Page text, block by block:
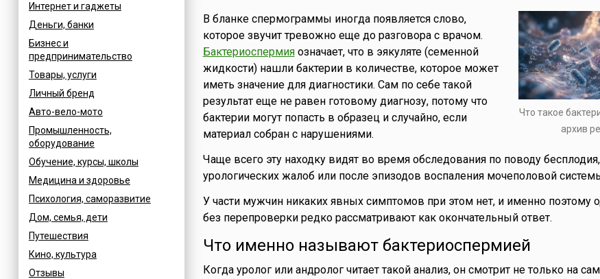
Интернет и гаджеты
Деньги, банки
Бизнес и
предпринимательство
Товары, услуги
Личный бренд
Авто-вело-мото
Промышленность,
оборудование
Обучение, курсы, школы
Медицина и здоровье
Психология, саморазвитие
Дом, семья, дети
Путешествия
Кино, культура
Отзывы
Что такое
архив
В бланке спермограммы иногда появляется слово,
которое звучит тревожно еще до разговора с врачом.
Бактериоспермияозначает, что в эякуляте (семенной
жидкости) нашли бактерии в количестве, которое может
иметь значение для диагностики. Сам по себе такой
результат еще не равен готовому диагнозу, потому что
бактерии могут попасть в образец и случайно, если
материал собран с нарушениями.
Чаще всего эту находку видят во время обследования по поводу
урологических жалоб или после эпизодов воспаления мочеполовой
У части мужчин никаких явных симптомов при этом нет, и именно поэтому
без перепроверки редко рассматривают как окончательный ответ.
Что именно называют бактериоспермией
Когда уролог или андролог читает такой анализ, он смотрит не только на